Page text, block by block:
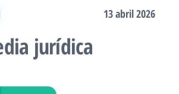
13 abril 2026
jurídica